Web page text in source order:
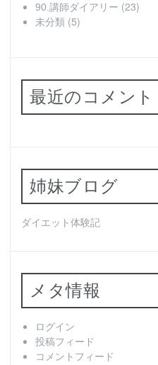
90.講師ダイアリー (23)
未分類 (5)
最近のコメント
姉妹ブログ
ダイエット体験記
メタ情報
ログイン
投稿フィード
コメントフィード